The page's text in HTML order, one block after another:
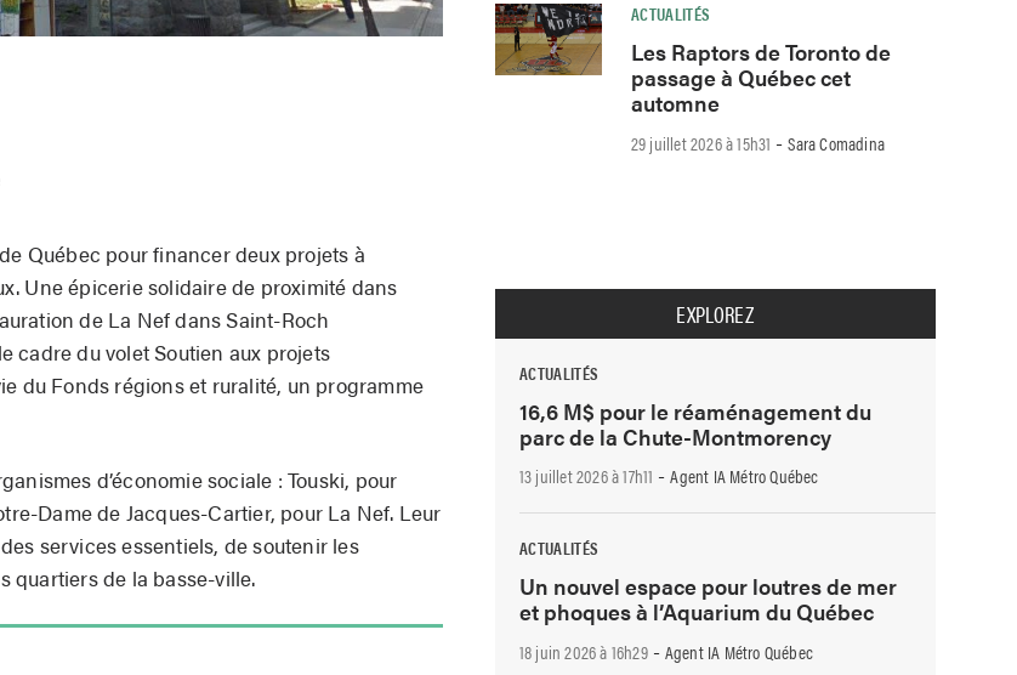
Québec pour financer deux projets à
Une épicerie solidaire de proximité dans
de La Nef dans Saint-Roch
cadre du volet Soutien aux projets
du Fonds régions et ruralité, un programme
d’économie sociale : Touski, pour
Dame de Jacques-Cartier, pour La Nef. Leur
services essentiels, de soutenir les
quartiers de la basse-ville.
ACTUALITÉS
Les Raptors de Toronto de
passage à Québec cet
automne
29 juillet 2026 à 15h31 -Sara Comadina
EXPLOREZ
ACTUALITÉS
16,6 M$ pour le réaménagement du
parc de la Chute-Montmorency
13 juillet 2026 à 17h11 -Agent IA Métro Québec
ACTUALITÉS
Un nouvel espace pour loutres de mer
et phoques à l’Aquarium du Québec
18 juin 2026 à 16h29-Agent IA Métro Québec